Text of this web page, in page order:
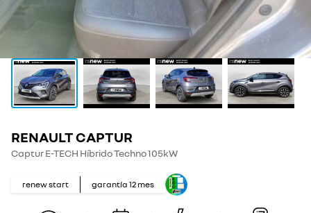
RENAULT CAPTUR
Captur E-TECH Híbrido Techno 105kW
renew start garantía 12 mes